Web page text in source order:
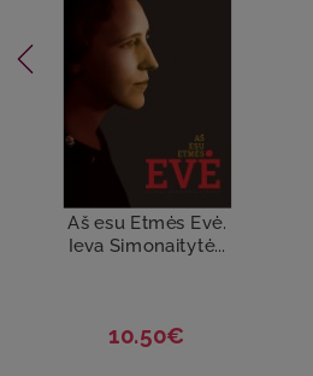
Aš esu Etmės Evė.
Ieva Simonaitytė...
10.50€